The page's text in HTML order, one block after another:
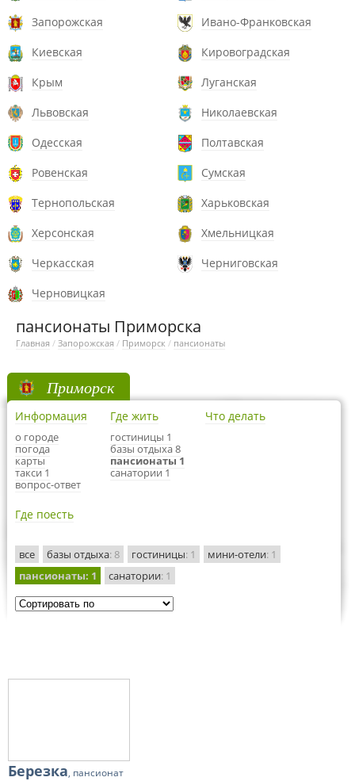
Запорожская
Ивано-Франковская
Киевская
Кировоградская
Крым
Луганская
Львовская
Николаевская
Одесская
Полтавская
Ровенская
Сумская
Тернопольская
Харьковская
Херсонская
Хмельницкая
Черкасская
Черниговская
Черновицкая
пансионаты Приморска
Главная / Запорожская / Приморск / пансионаты
Приморск
Информация
о городе
погода
карты
такси 1
вопрос-ответ
Где жить
гостиницы 1
базы отдыха 8
пансионаты 1
санатории 1
Что делать
Где поесть
все базы отдыха: 8 гостиницы: 1 мини-отели: 1
пансионаты: 1 санатории: 1
Березка, пансионат